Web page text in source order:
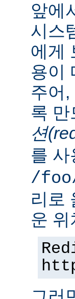
앞에
시스
에게
용이
주어
록
션
를 사
/
리로
운